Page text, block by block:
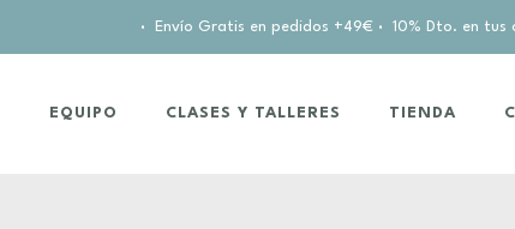
· Envío Gratis en pedidos +49€ · 10% Dto. en tus
EQUIPO CLASES Y TALLERES TIENDA